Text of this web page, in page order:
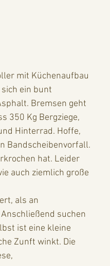
mit Küchenaufbau
ein bunt
Bremsen geht
350 Kg Bergziege,
Hinterrad. Hoffe,
Bandscheibenvorfall.
hat. Leider
auch ziemlich große
suchen
ist eine kleine
Zunft winkt. Die